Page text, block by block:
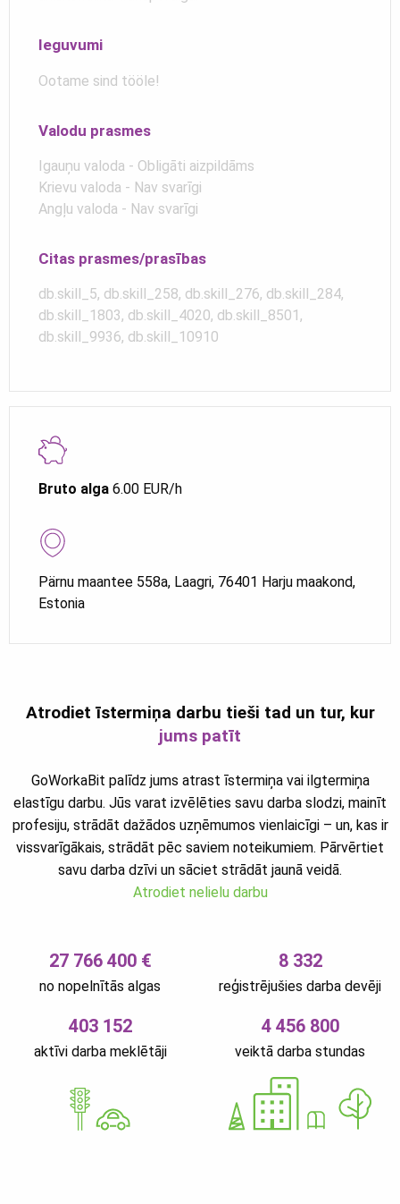
Bruto alga 6.00 EUR/h
Pärnu maantee 558a, Laagri, 76401 Harju maakond,
Estonia
Ieguvumi
Ootame sind tööle!
Valodu prasmes
Igauņu valoda - Obligāti aizpildāms
Krievu valoda - Nav svarīgi
Angļu valoda - Nav svarīgi
Citas prasmes/prasības
db.skill_5, db.skill_258, db.skill_276, db.skill_284,
db.skill_1803, db.skill_4020, db.skill_8501,
db.skill_9936, db.skill_10910
Atrodiet īstermiņa darbu tieši tad un tur, kur
jums patīt
GoWorkaBit palīdz jums atrast īstermiņa vai ilgtermiņa
elastīgu darbu. Jūs varat izvēlēties savu darba slodzi, mainīt
profesiju, strādāt dažādos uzņēmumos vienlaicīgi – un, kas ir
vissvarīgākais, strādāt pēc saviem noteikumiem. Pārvērtiet
savu darba dzīvi un sāciet strādāt jaunā veidā.
Atrodiet nelielu darbu
27 766 400 €
no nopelnītās algas
8 332
reģistrējušies darba devēji
403 152
aktīvi darba meklētāji
4 456 800
veiktā darba stundas